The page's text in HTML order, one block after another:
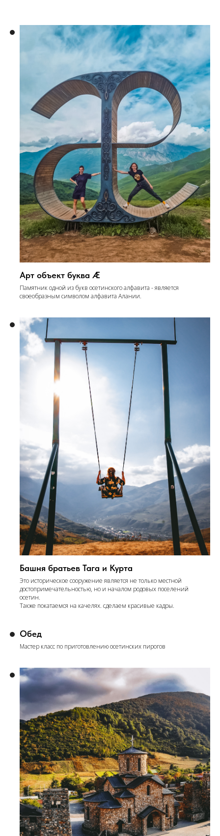
Арт объект буква Æ
Памятник одной из букв осетинского алфавита - является
своеобразным символом алфавита Алании.
Башня братьев Тага и Курта
Это историческое сооружение является не только местной
достопримечательностью, но и началом родовых поселений
осетин.
Также покатаемся на качелях. сделаем красивые кадры.
Обед
Мастер класс по приготовлению осетинских пирогов